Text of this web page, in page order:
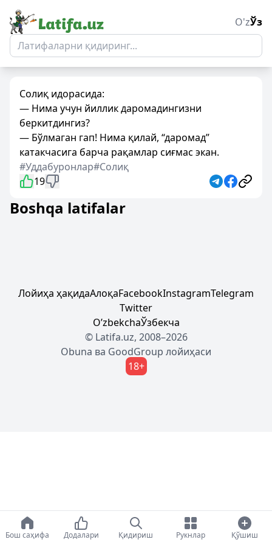
O'zЎз
Солиқ идорасида:
— Нима учун йиллик даромадингизни
беркитдингиз?
— Бўлмаган гап! Нима қилай, “даромад”
катакчасига барча рақамлар сиғмас экан.
#Уддабуронлар#Солиқ
19
Boshqa latifalar
Лойиҳа ҳақидаАлоқаFacebookInstagramTelegram
Twitter
OʼzbekchaЎзбекча
© Latifa.uz, 2008–2026
Obuna ва GoodGroup лойиҳаси
18+
Бош саҳифа Додалари Қидириш Рукнлар Қўшиш